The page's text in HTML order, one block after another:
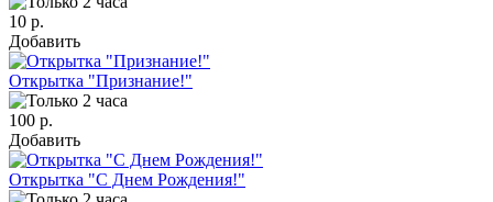
10 р.
Добавить
Открытка "Признание!"
100 р.
Добавить
Открытка "С Днем Рождения!"